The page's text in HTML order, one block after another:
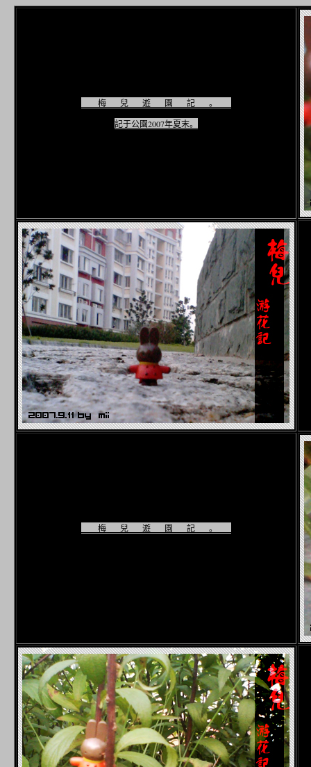
梅兒遊園記。
記于公園2007年夏末。
梅兒遊園記。